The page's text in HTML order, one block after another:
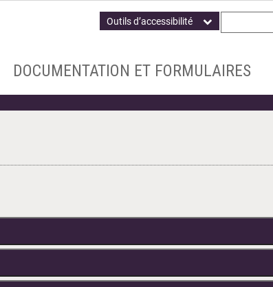
Outils d’accessibilité
DOCUMENTATION ET FORMULAIRES